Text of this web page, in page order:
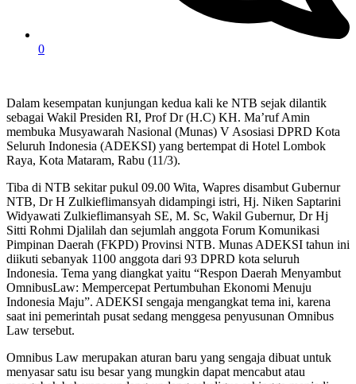
0
Dalam kesempatan kunjungan kedua kali ke NTB sejak dilantik
sebagai Wakil Presiden RI, Prof Dr (H.C) KH. Ma’ruf Amin
membuka Musyawarah Nasional (Munas) V Asosiasi DPRD Kota
Seluruh Indonesia (ADEKSI) yang bertempat di Hotel Lombok
Raya, Kota Mataram, Rabu (11/3).
Tiba di NTB sekitar pukul 09.00 Wita, Wapres disambut Gubernur
NTB, Dr H Zulkieflimansyah didampingi istri, Hj. Niken Saptarini
Widyawati Zulkieflimansyah SE, M. Sc, Wakil Gubernur, Dr Hj
Sitti Rohmi Djalilah dan sejumlah anggota Forum Komunikasi
Pimpinan Daerah (FKPD) Provinsi NTB. Munas ADEKSI tahun ini
diikuti sebanyak 1100 anggota dari 93 DPRD kota seluruh
Indonesia. Tema yang diangkat yaitu “Respon Daerah Menyambut
OmnibusLaw: Mempercepat Pertumbuhan Ekonomi Menuju
Indonesia Maju”. ADEKSI sengaja mengangkat tema ini, karena
saat ini pemerintah pusat sedang menggesa penyusunan Omnibus
Law tersebut.
Omnibus Law merupakan aturan baru yang sengaja dibuat untuk
menyasar satu isu besar yang mungkin dapat mencabut atau